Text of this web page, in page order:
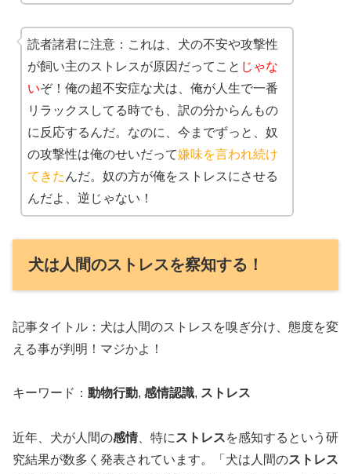
読者諸君に注意：これは、犬の不安や攻撃性
が飼い主のストレスが原因だってこと じゃな
いぞ！俺の超不安症な犬は、俺が人生で一番
リラックスしてる時でも、訳の分からんもの
に反応するんだ。なのに、今までずっと、奴
の攻撃性は俺のせいだって嫌味を言われ続け
てきたんだ。奴の方が俺をストレスにさせる
んだよ、逆じゃない！
犬は人間のストレスを察知する！
記事タイトル：犬は人間のストレスを嗅ぎ分け、態度を変
える事が判明！マジかよ！
キーワード： 動物行動, 感情認識, ストレス
近年、犬が人間の感情、特に ストレスを感知するという研
究結果が数多く発表されています。「犬は人間のストレス